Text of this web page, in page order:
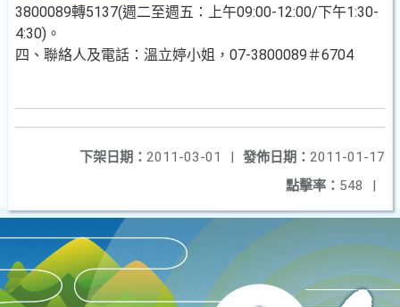
3800089轉5137(週二至週五：上午09:00-12:00/下午1:30-
4:30)。
四、聯絡人及電話：溫立婷小姐，07-3800089＃6704
發佈日期： 2011-01-17
下架日期： 2011-03-01
|
點擊率： 548 |